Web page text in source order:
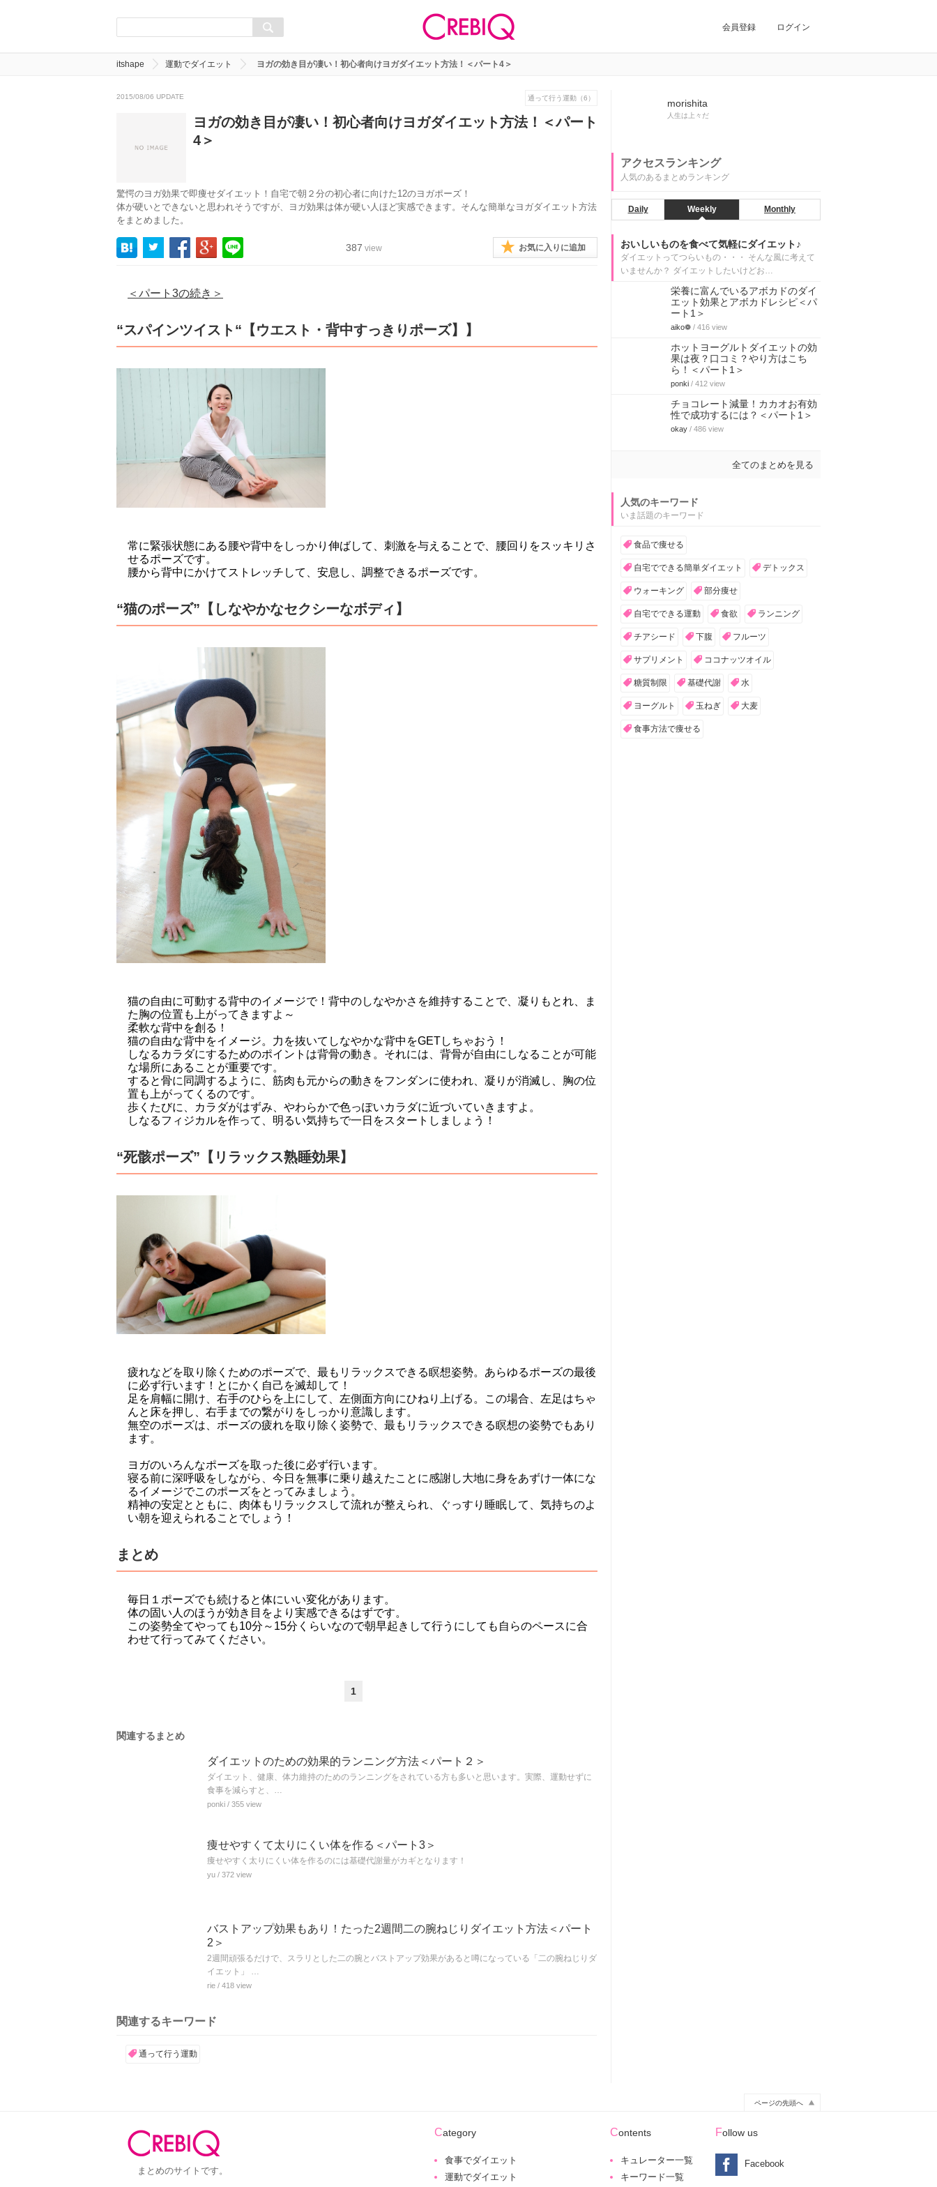
会員登録 ログイン
itshape 運動でダイエット ヨガの効き目が凄い！初心者向けヨガダイエット方法！＜パート4＞
2015/08/06 UPDATE 通って行う運動（6）
ヨガの効き目が凄い！初心者向けヨガダイエット方法！＜パート
4＞
驚愕のヨガ効果で即痩せダイエット！自宅で朝２分の初心者に向けた12のヨガポーズ！
体が硬いとできないと思われそうですが、ヨガ効果は体が硬い人ほど実感できます。そんな簡単なヨガダイエット方法
をまとめました。
387 view お気に入りに追加
＜パート3の続き＞
“スパインツイスト“【ウエスト・背中すっきりポーズ】】
常に緊張状態にある腰や背中をしっかり伸ばして、刺激を与えることで、腰回りをスッキリさ
せるポーズです。
腰から背中にかけてストレッチして、安息し、調整できるポーズです。
“猫のポーズ”【しなやかなセクシーなボディ】
猫の自由に可動する背中のイメージで！背中のしなやかさを維持することで、凝りもとれ、ま
た胸の位置も上がってきますよ～
柔軟な背中を創る！
猫の自由な背中をイメージ。力を抜いてしなやかな背中をGETしちゃおう！
しなるカラダにするためのポイントは背骨の動き。それには、背骨が自由にしなることが可能
な場所にあることが重要です。
すると骨に同調するように、筋肉も元からの動きをフンダンに使われ、凝りが消滅し、胸の位
置も上がってくるのです。
歩くたびに、カラダがはずみ、やわらかで色っぽいカラダに近づいていきますよ。
しなるフィジカルを作って、明るい気持ちで一日をスタートしましょう！
“死骸ポーズ”【リラックス熟睡効果】
疲れなどを取り除くためのポーズで、最もリラックスできる瞑想姿勢。あらゆるポーズの最後
に必ず行います！とにかく自己を滅却して！
足を肩幅に開け、右手のひらを上にして、左側面方向にひねり上げる。この場合、左足はちゃ
んと床を押し、右手までの繋がりをしっかり意識します。
無空のポーズは、ポーズの疲れを取り除く姿勢で、最もリラックスできる瞑想の姿勢でもあり
ます。
ヨガのいろんなポーズを取った後に必ず行います。
寝る前に深呼吸をしながら、今日を無事に乗り越えたことに感謝し大地に身をあずけ一体にな
るイメージでこのポーズをとってみましょう。
精神の安定とともに、肉体もリラックスして流れが整えられ、ぐっすり睡眠して、気持ちのよ
い朝を迎えられることでしょう！
まとめ
毎日１ポーズでも続けると体にいい変化があります。
体の固い人のほうが効き目をより実感できるはずです。
この姿勢全てやっても10分～15分くらいなので朝早起きして行うにしても自らのペースに合
わせて行ってみてください。
1
関連するまとめ
ダイエットのための効果的ランニング方法＜パート２＞
ダイエット、健康、体力維持のためのランニングをされている方も多いと思います。実際、運動せずに
食事を減らすと、…
ponki / 355 view
痩せやすくて太りにくい体を作る＜パート3＞
痩せやすく太りにくい体を作るのには基礎代謝量がカギとなります！
yu / 372 view
バストアップ効果もあり！たった2週間二の腕ねじりダイエット方法＜パート
2＞
2週間頑張るだけで、スラリとした二の腕とバストアップ効果があると噂になっている「二の腕ねじりダ
イエット」 …
rie / 418 view
関連するキーワード
通って行う運動
morishita
人生は上々だ
アクセスランキング
人気のあるまとめランキング
Daily Weekly Monthly
おいしいものを食べて気軽にダイエット♪
ダイエットってつらいもの・・・ そんな風に考えて
いませんか？ ダイエットしたいけどお…
栄養に富んでいるアボカドのダイ
エット効果とアボカドレシピ＜パ
ート1＞
aiko❁ / 416 view
ホットヨーグルトダイエットの効
果は夜？口コミ？やり方はこち
ら！＜パート1＞
ponki / 412 view
チョコレート減量！カカオお有効
性で成功するには？＜パート1＞
okay / 486 view
全てのまとめを見る
人気のキーワード
いま話題のキーワード
食品で痩せる
自宅でできる簡単ダイエット デトックス
ウォーキング 部分痩せ
自宅でできる運動 食欲 ランニング
チアシード 下腹 フルーツ
サプリメント ココナッツオイル
糖質制限 基礎代謝 水
ヨーグルト 玉ねぎ 大麦
食事方法で痩せる
ページの先頭へ
まとめのサイトです。
Category
食事でダイエット
運動でダイエット
Contents
キュレーター一覧
キーワード一覧
Follow us
Facebook